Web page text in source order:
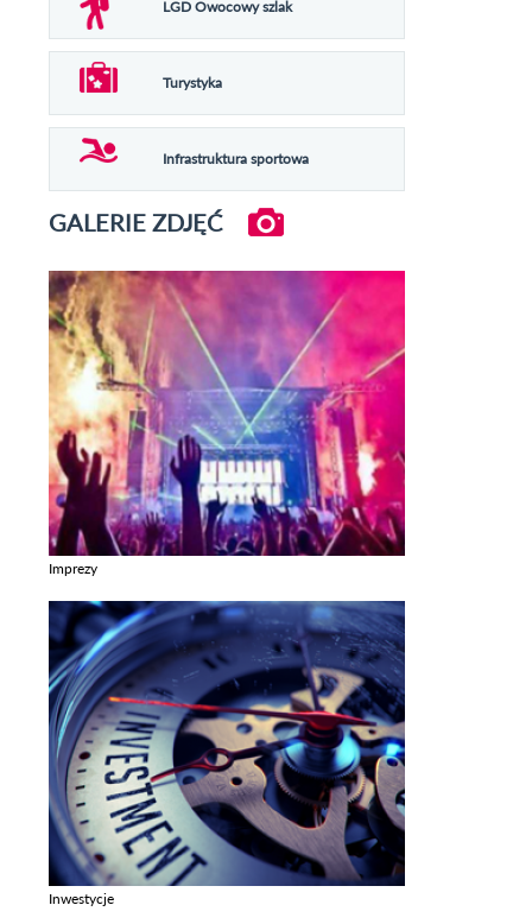
LGD Owocowy szlak
Turystyka
Infrastruktura sportowa
GALERIE ZDJĘĆ
Imprezy
Inwestycje